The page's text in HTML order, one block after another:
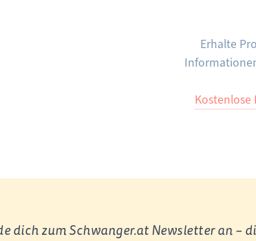
Erhalte
dich zum Schwanger.at Newsletter an